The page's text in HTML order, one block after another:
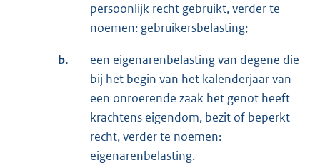
persoonlijk recht gebruikt, verder te
noemen: gebruikersbelasting;
b.
een eigenarenbelasting van degene die
bij het begin van het kalenderjaar van
een onroerende zaak het genot heeft
krachtens eigendom, bezit of beperkt
recht, verder te noemen:
eigenarenbelasting.